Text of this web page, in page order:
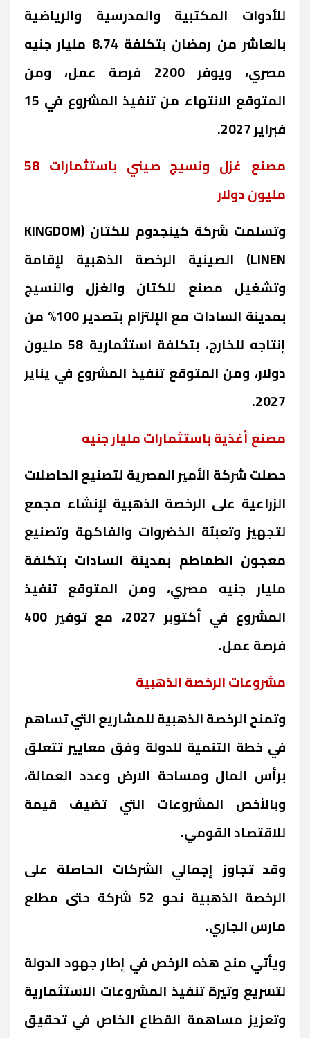
للأدوات المكتبية والمدرسية والرياضية
بالعاشر من رمضان بتكلفة 8.74 مليار جنيه
مصري، ويوفر 2200 فرصة عمل، ومن
المتوقع الانتهاء من تنفيذ المشروع في 15
فبراير 2027
.
مصنع غزل ونسيج صيني باستثمارات 58
مليون دولار
وتسلمت شركة كينجدوم للكتان (KINGDOM
LINEN)
الصينية الرخصة الذهبية لإقامة
وتشغيل مصنع للكتان والغزل والنسيج
بمدينة السادات مع الإلتزام بتصدير 100% من
إنتاجه للخارج، بتكلفة استثمارية 58 مليون
دولار، ومن المتوقع تنفيذ المشروع في يناير
2027
.
مصنع أغذية باستثمارات مليار جنيه
حصلت شركة الأمير المصرية لتصنيع الحاصلات
الزراعية على الرخصة الذهبية لإنشاء مجمع
لتجهيز وتعبئة الخضروات والفاكهة وتصنيع
معجون الطماطم بمدينة السادات بتكلفة
مليار جنيه مصري، ومن المتوقع تنفيذ
المشروع في أكتوبر 2027، مع توفير 400
فرصة عمل.
مشروعات الرخصة الذهبية
وتمنح الرخصة الذهبية للمشاريع التي تساهم
في خطة التنمية للدولة وفق معايير تتعلق
برأس المال ومساحة الارض وعدد العمالة،
وبالأخص المشروعات التي تضيف قيمة
للاقتصاد القومي.
وقد تجاوز إجمالي الشركات الحاصلة على
الرخصة الذهبية نحو 52 شركة حتى مطلع
مارس الجاري.
ويأتي منح هذه الرخص في إطار جهود الدولة
لتسريع وتيرة تنفيذ المشروعات الاستثمارية
وتعزيز مساهمة القطاع الخاص في تحقيق